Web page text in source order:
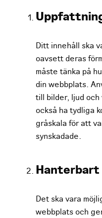
Ditt innehåll ska
oavsett deras
måste tänka på
din webbplats.
till bilder, ljud
också ha tydliga
gråskala för att
synskadade.
Hanterbart
Det ska vara
webbplats och